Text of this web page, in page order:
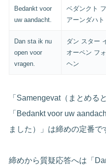
Bedankt voor
uw aandacht.
ベダンクト
アーンダハト
Dan sta ik nu
open voor
vragen.
ダン スター
オーペン フ
ヘン
「Samengevat（まとめる
「Bedankt voor uw
ました）」は締めの定番で
締めから質疑応答へは「